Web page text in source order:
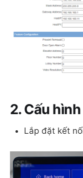
2. Cấu
Lắp đặt kết